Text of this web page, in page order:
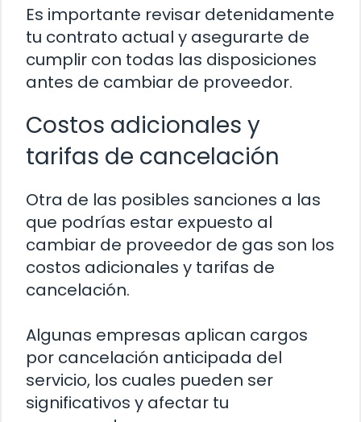
Es importante revisar detenidamente
tu contrato actual y asegurarte de
cumplir con todas las disposiciones
antes de cambiar de proveedor.
Costos adicionales y
tarifas de cancelación
Otra de las posibles sanciones a las
que podrías estar expuesto al
cambiar de proveedor de gas son los
costos adicionales y tarifas de
cancelación.
Algunas empresas aplican cargos
por cancelación anticipada del
servicio, los cuales pueden ser
significativos y afectar tu